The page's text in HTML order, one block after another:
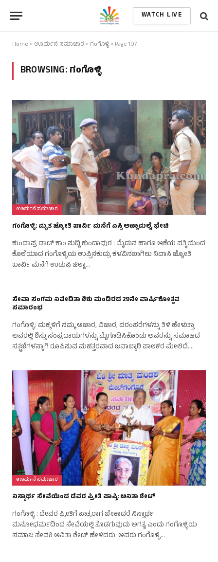
WATCH LIVE
Home » ಊರ್ಮನೆ ಸಮಾಚಾರ » ಗಂಗೊಳ್ಳಿ» Page 107
BROWSING:ಗಂಗೊಳ್ಳಿ
ಊರ್ಮನೆ ಸಮಾಚಾರ
ಗಂಗೊಳ್ಳಿ: ಮೃತ ಜ್ಯೋತಿ ಖಾರ್ವಿ ಮನೆಗೆ ಎಸ್ಪಿ ಅಣ್ಣಾಮಲೈ ಭೇಟಿ
ಕುಂದಾಪ್ರ ಡಾಟ್ ಕಾಂ ಸುದ್ದಿ ಕುಂದಾಪುರ : ಮೈದುನ ಹಾಗೂ ಆಕೆಯ ಪತ್ನಿಯಿಂದ
ಕೊಲೆಯಾದ ಗಂಗೊಳ್ಳಿಯ ಉಪ್ಪಿನಕುದ್ರು ಕಳವಿನಬಾಗಿಲು ನಿವಾಸಿ ಜ್ಯೋತಿ
ಖಾರ್ವಿ ಮನೆಗೆ ಉಡುಪಿ ಜಿಲ್ಲಾ…
ಸೇವಾ ಸಂಗಮ ನಿವೇದಿತಾ ಶಿಶು ಮಂದಿರದ 29ನೇ ವಾರ್ಷಿಕೋತ್ಸವ
ಸಮಾರಂಭ
ಗಂಗೊಳ್ಳಿ: ಮಕ್ಕಳಿಗೆ ನಮ್ಮ ಆಚಾರ, ವಿಚಾರ, ಪರಂಪರೆಗಳನ್ನು ತಿಳಿ ಹೇಳುತ್ತಾ
ಅವರಲ್ಲಿ ಶಿಸ್ತು ಸಂಪ್ರದಾಯಗಳನ್ನು ಮೈಗೂಡಿಸಿಕೊಂಡು ಅವರನ್ನು ಸಮಾಜದ
ಸತ್ಪ್ರಜೆಗಳನ್ನಾಗಿ ರೂಪಿಸುವ ಮಹತ್ತರವಾದ ಜವಾಬ್ದಾರಿ ಪಾಲಕರ ಮೇಲಿದೆ.…
ಊರ್ಮನೆ ಸಮಾಚಾರ
ನಿಸ್ವಾರ್ಥ ಸೇವೆಯಿಂದ ದೆವರ ಪ್ರೀತಿ ಪಾಪ್ತಿ: ಅನಿತಾ ಶೇಟ್
ಗಂಗೊಳ್ಳಿ : ದೇವರ ಪ್ರೀತಿಗೆ ಪಾತ್ರರಾಗ ಬೇಕಾದರೆ ನಿಸ್ವಾರ್ಥ
ಮನೋಧರ್ಮದಿಂದ ಸೇವೆಯಲ್ಲಿ ತೊಡಗುವುದು ಅಗತ್ಯ ಎಂದು ಗಂಗೊಳ್ಳಿಯ
ಸಮಾಜ ಸೇವಕಿ ಅನಿತಾ ಶೇಟ್ ಹೇಳಿದರು. ಅವರು ಗಂಗೊಳ್ಳಿ…